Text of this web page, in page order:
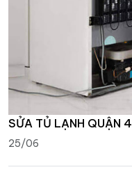
SỬA TỦ LẠNH QUẬN 4
25/06